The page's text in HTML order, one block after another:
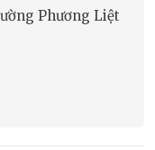
Phương Liệt